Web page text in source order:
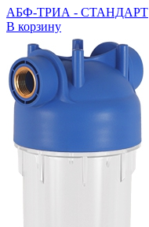
АБФ-ТРИА - СТАНДАРТ
В корзину